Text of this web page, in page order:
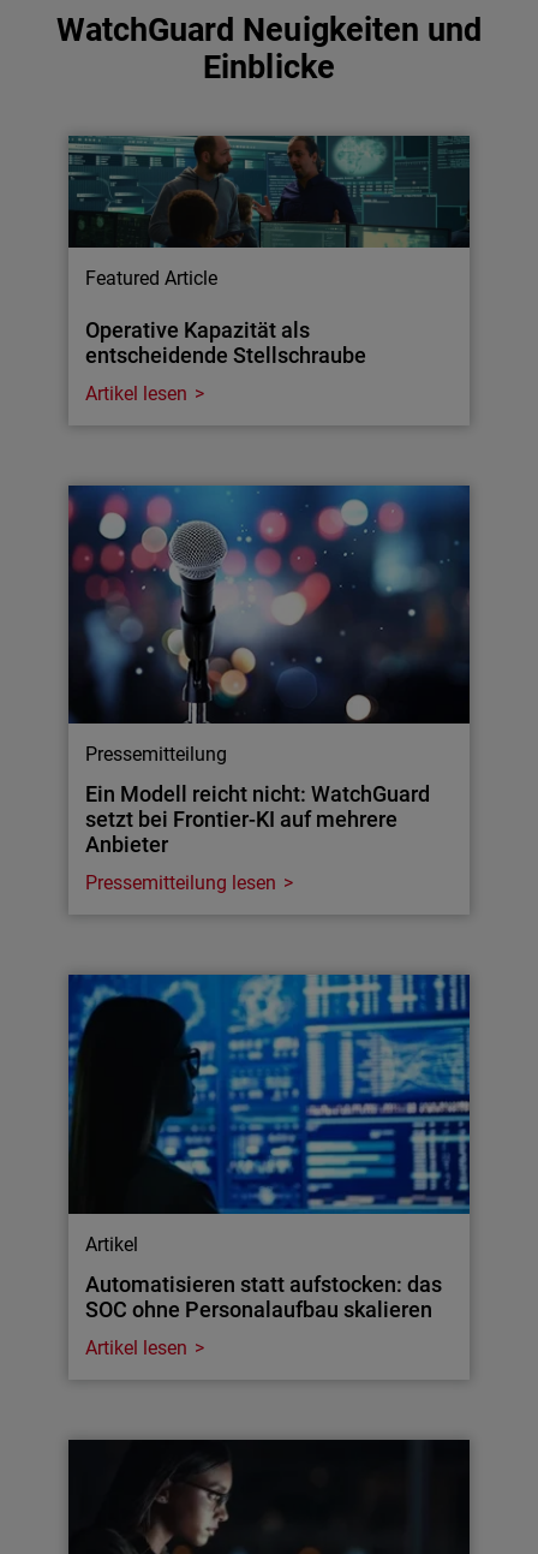
WatchGuard Neuigkeiten und
Einblicke
Featured Article
Operative Kapazität als
entscheidende Stellschraube
Artikel lesen
Pressemitteilung
Ein Modell reicht nicht: WatchGuard
setzt bei Frontier-KI auf mehrere
Anbieter
Pressemitteilung lesen
Artikel
Automatisieren statt aufstocken: das
SOC ohne Personalaufbau skalieren
Artikel lesen